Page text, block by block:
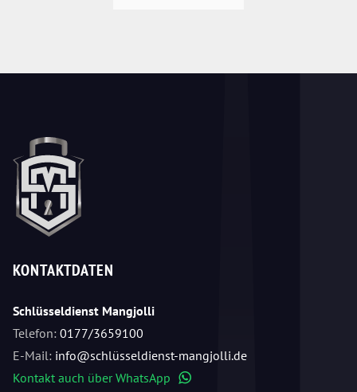
KONTAKTDATEN
Schlüsseldienst Mangjolli
Telefon: 0177/3659100
E-Mail: info@schlüsseldienst-mangjolli.de
Kontakt auch über WhatsApp